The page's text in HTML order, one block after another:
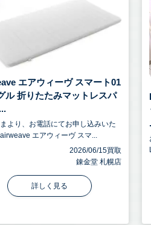
エアウィーヴ スマート01
ル 折りたたみマットレスパ
より、お電話にてお申し込みいた
エアウィーヴ スマ...
2026/06/15買取
錬金堂 札幌店
詳しく見る